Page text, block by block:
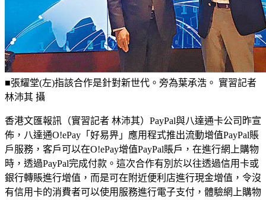
■張耀堂(左)指該合作是針對新世代。旁為葉承浩。 實習記者
林沛其 攝
香港文匯報訊（實習記者 林沛其）PayPal與八達通卡公司昨宣
佈，八達通O!ePay「好易畀」應用程式推出流動增值PayPal賬
戶服務，客戶可以在O!ePay增值PayPal賬戶，在進行網上購物
時，透過PayPal完成付款。這次合作有別於以往透過信用卡或
銀行轉賬進行增值，而是可在附近便利店進行現金增值，令沒
有信用卡的消費者可以使用服務進行電子支付，體驗網上購物